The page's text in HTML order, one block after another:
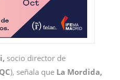
socio director de
), señala que La Mordida,